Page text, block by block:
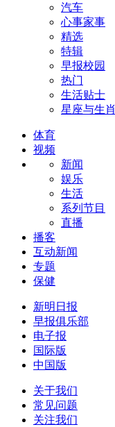
汽车
心事家事
精选
特辑
早报校园
热门
生活贴士
星座与生肖
体育
视频
新闻
娱乐
生活
系列节目
直播
播客
互动新闻
专题
保健
新明日报
早报俱乐部
电子报
国际版
中国版
关于我们
常见问题
关注我们